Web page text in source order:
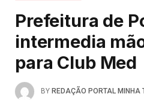
Prefeitura de
intermedia
para Club Med
BY REDAÇÃO PORTAL MINHA